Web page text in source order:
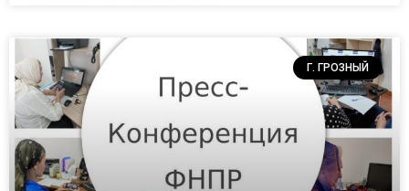
Г. ГРОЗНЫЙ